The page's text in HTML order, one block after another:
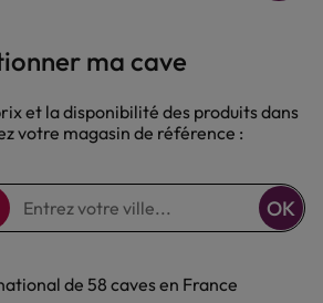
ma cave
et la disponibilité des produits dans
votre magasin de référence :
OK
de 58 caves en France